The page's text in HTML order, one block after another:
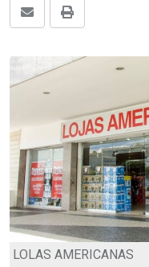
LOLAS AMERICANAS